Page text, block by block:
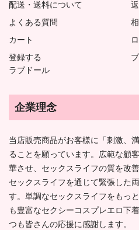
配送・送料について
よくある質問
カート
登録する
ラブドール
企業理念
当店販売商品がお客様に「刺激、
ることを願っています。広範な顧
華させ、セックスライフの質を改
セックスライフを通じて緊張した
す。単調なセックスライフをもっ
も豊富なセクシーコスプレエロ下
つも皆さんの応援に感謝します。